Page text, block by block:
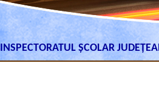
INSPECTORATUL ȘCOLAR